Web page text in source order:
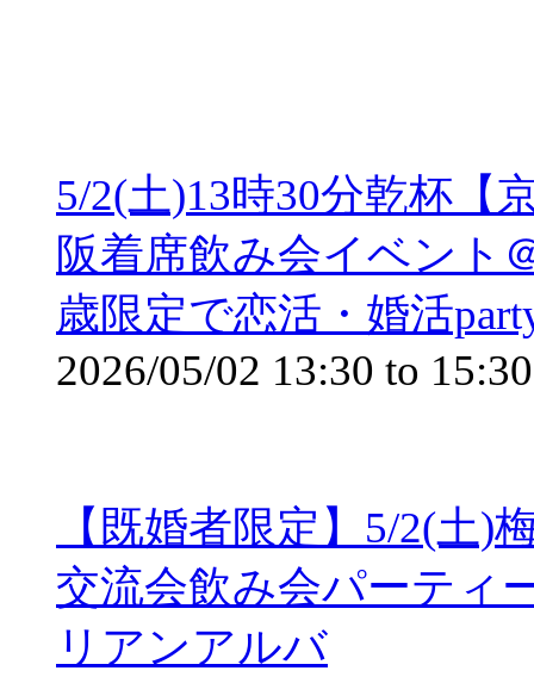
5/2(土)13時30分乾杯【
阪着席飲み会イベント
歳限定で恋活・婚活
2026/05/02 13:30 to 15:30
【既婚者限定】5/2(土)
交流会飲み会パーティ
リアンアルバ